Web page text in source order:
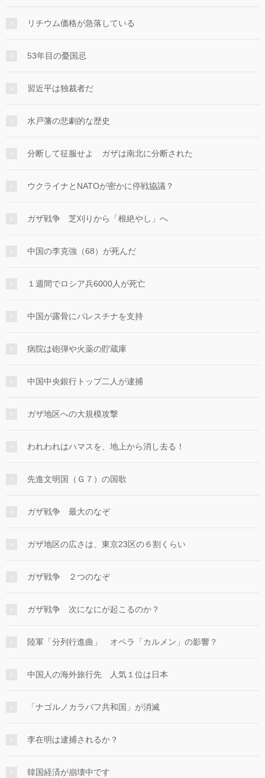
リチウム価格が急落している
53年目の憂国忌
習近平は独裁者だ
水戸藩の悲劇的な歴史
分断して征服せよ ガザは南北に分断された
ウクライナとNATOが密かに停戦協議？
ガザ戦争 芝刈りから「根絶やし」へ
中国の李克強（68）が死んだ
１週間でロシア兵6000人が死亡
中国が露骨にパレスチナを支持
病院は砲弾や火薬の貯蔵庫
中国中央銀行トップ二人が逮捕
ガザ地区への大規模攻撃
われわれはハマスを、地上から消し去る！
先進文明国（Ｇ７）の国歌
ガザ戦争 最大のなぞ
ガザ地区の広さは、東京23区の６割くらい
ガザ戦争 ２つのなぞ
ガザ戦争 次になにが起こるのか？
陸軍「分列行進曲」 オペラ「カルメン」の影響？
中国人の海外旅行先 人気１位は日本
「ナゴルノカラバフ共和国」が消滅
李在明は逮捕されるか？
韓国経済が崩壊中です